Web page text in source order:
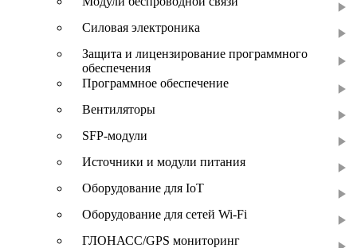
Силовая электроника
Защита и лицензирование программного
обеспечения
Программное обеспечение
Вентиляторы
SFP-модули
Источники и модули питания
Оборудование для IoT
Оборудование для сетей Wi-Fi
ГЛОНАСС/GPS мониторинг